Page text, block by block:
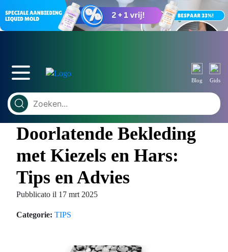
Blog Gids
Doorlatende Bekleding
met Kiezels en Hars:
Tips en Advies
Pubblicato il 17 mrt 2025
Categorie: TIPS